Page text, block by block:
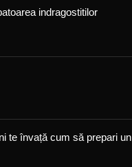
indragostitilor
te învață cum să prepari un